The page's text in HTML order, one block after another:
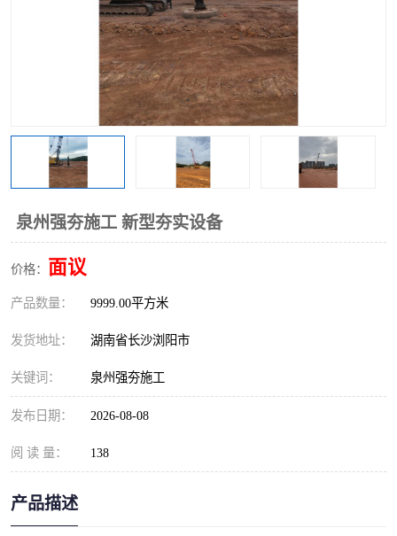
泉州强夯施工 新型夯实设备
价格： 面议
产品数量： 9999.00平方米
发货地址： 湖南省长沙浏阳市
关键词： 泉州强夯施工
发布日期： 2026-08-08
阅 读 量： 138
产品描述